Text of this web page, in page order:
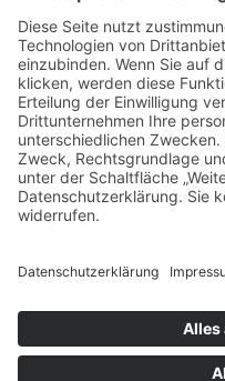
Verpackungsregister
Copyright ©2026
Design